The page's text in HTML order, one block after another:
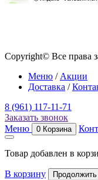
Copyright© Все права
Меню / Акции
Доставка /
8 (961) 117-11-71
Заказать звонок
Меню
0 Корзина
Товар добавлен в
В корзину Продолжить